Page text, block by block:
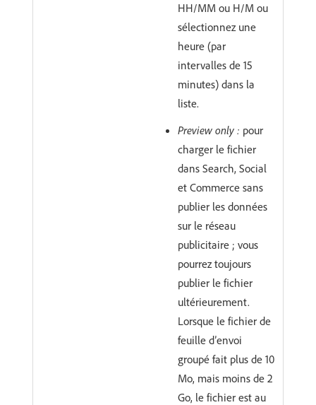
HH/MM ou H/M ou
sélectionnez une
heure (par
intervalles de 15
minutes) dans la
liste.
Preview only : pour
charger le fichier
dans Search, Social
et Commerce sans
publier les données
sur le réseau
publicitaire ; vous
pourrez toujours
publier le fichier
ultérieurement.
Lorsque le fichier de
feuille d’envoi
groupé fait plus de 10
Mo, mais moins de 2
Go, le fichier est au